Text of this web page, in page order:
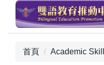
主
首頁 Academic